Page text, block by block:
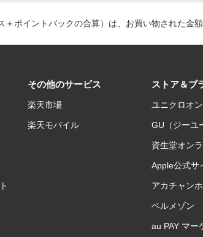
＋ポイントバックの合算）は、お買い物された金
その他のサービス
楽天市場
楽天モバイル
ストア＆ブ
ユニクロオ
GU（ジーユ
資生堂オン
Apple公式サ
アカチャン
ベルメゾン
au PAY マー